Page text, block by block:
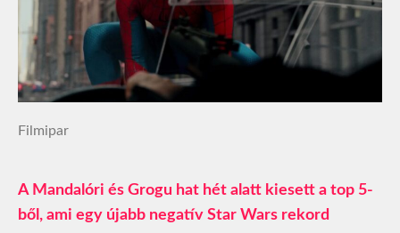
Filmipar
A Mandalóri és Grogu hat hét alatt kiesett a top 5-
ből, ami egy újabb negatív Star Wars rekord